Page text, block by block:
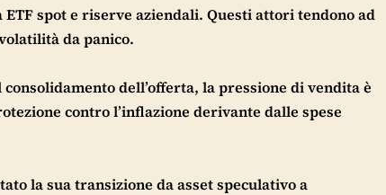
spot e riserve aziendali. Questi attori tendono ad
da panico.
dell’offerta, la pressione di vendita è
contro l’inflazione derivante dalle spese
la sua transizione da asset speculativo a